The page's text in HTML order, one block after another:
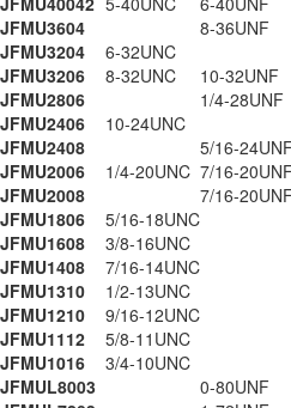
JFMU3604
8-36UNF
JFMU3204
6-32UNC
JFMU3206
8-32UNC 10-32UNF
JFMU2806
1/4-28UNF
JFMU2406
10-24UNC
JFMU2408
5/16-24UNF
JFMU2006
1/4-20UNC 7/16-20UNF
JFMU2008
7/16-20UNF
JFMU1806
5/16-18UNC
JFMU1608
3/8-16UNC
JFMU1408
7/16-14UNC
JFMU1310
1/2-13UNC
JFMU1210
9/16-12UNC
JFMU1112
5/8-11UNC
JFMU1016
3/4-10UNC
JFMUL8003
0-80UNF